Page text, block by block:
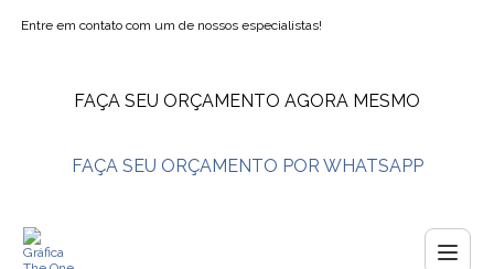
Entre em contato com um de nossos especialistas!
FAÇA SEU ORÇAMENTO AGORA MESMO
FAÇA SEU ORÇAMENTO POR WHATSAPP